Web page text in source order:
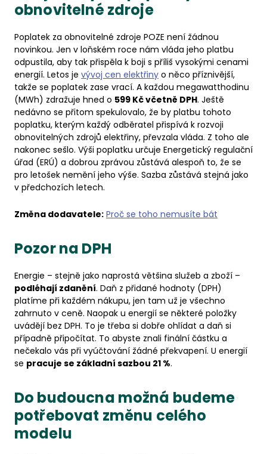
obnovitelné zdroje
Poplatek za obnovitelné zdroje POZE není žádnou
novinkou. Jen v loňském roce nám vláda jeho platbu
odpustila, aby tak přispěla k boji s příliš vysokými cenami
energií. Letos je vývoj cen elektřiny o něco příznivější,
takže se poplatek zase vrací. A každou megawatthodinu
(MWh) zdražuje hned o 599 Kč včetně DPH. Ještě
nedávno se přitom spekulovalo, že by platbu tohoto
poplatku, kterým každý odběratel přispívá k rozvoji
obnovitelných zdrojů elektřiny, převzala vláda. Z toho ale
nakonec sešlo. Výši poplatku určuje Energetický regulační
úřad (ERÚ) a dobrou zprávou zůstává alespoň to, že se
pro letošek nemění jeho výše. Sazba zůstává stejná jako
v předchozích letech.
Změna dodavatele: Proč se toho nemusíte bát
Pozor na DPH
Energie – stejně jako naprostá většina služeb a zboží –
podléhají zdanění. Daň z přidané hodnoty (DPH)
platíme při každém nákupu, jen tam už je všechno
zahrnuto v ceně. Naopak u energií se některé položky
uvádějí bez DPH. To je třeba si dobře ohlídat a daň si
případně připočítat. To abyste znali finální částku a
nečekalo vás při vyúčtování žádné překvapení. U energií
se pracuje se základní sazbou 21 %.
Do budoucna možná budeme
potřebovat změnu celého
modelu